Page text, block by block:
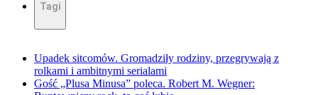
Tagi
Upadek sitcomów. Gromadziły rodziny, przegrywają z
rolkami i ambitnymi serialami
Gość „Plusa Minusa” poleca. Robert M. Wegner: